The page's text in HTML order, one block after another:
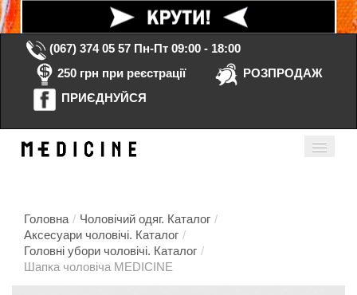
(067) 374 05 57 Пн-Пт 09:00 - 18:00
250 грн при реєстрації
РОЗПРОДАЖ
ПРИЄДНУЙСЯ
Головна
Головна / Чоловічий одяг. Каталог /
Аксесуари чоловічі. Каталог /
Головні убори чоловічі. Каталог /
Шапка чоловіча MEDICINE